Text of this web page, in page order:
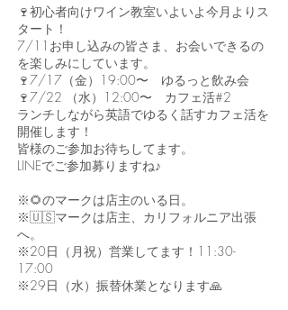
🍷初心者向けワイン教室いよいよ今月よりス
タート！
7/11お申し込みの皆さま、お会いできるの
を楽しみにしています。
🍷7/17（金）19:00〜 ゆるっと飲み会
🍷7/22 （水）12:00〜 カフェ活#2
ランチしながら英語でゆるく話すカフェ活を
開催します！
皆様のご参加お待ちしてます。
LINEでご参加募りますね♪
※🌻のマークは店主のいる日。
※🇺🇸マークは店主、カリフォルニア出張
へ。
※20日（月祝）営業してます！11:30-
17:00
※29日（水）振替休業となります🙏